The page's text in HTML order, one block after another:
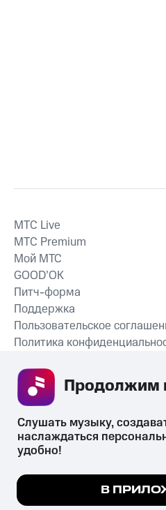
СКАЧАТЬ
MTС Live
MTС Premium
Мой МТС
GOOD’OK
Питч-форма
Поддержка
Пользовательское
Политика
психотропных веществ, их
их незаконный оборот запрещён
законодательством
Мы используем куки,
Подробнее
Слушать музыку,
наслаждаться
удобно!
В